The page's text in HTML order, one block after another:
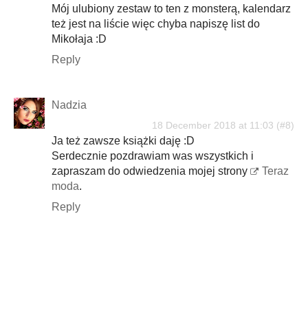
Mój ulubiony zestaw to ten z monsterą, kalendarz
też jest na liście więc chyba napiszę list do
Mikołaja :D
Reply
Nadzia
18 December 2018 at 11:03
Ja też zawsze książki daję :D
Serdecznie pozdrawiam was wszystkich i
zapraszam do odwiedzenia mojej strony
Teraz
moda.
Reply